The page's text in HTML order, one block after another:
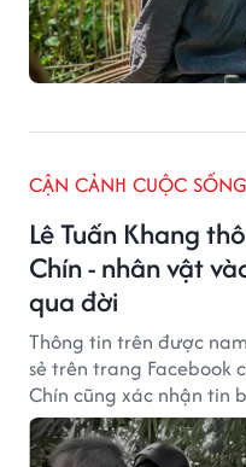
Lê Tuấn Khang
Chín - nhân vật
qua đời
CẬN CẢNH CUỘC SỐNG
Thông tin trên được
sẻ trên trang Facebook
Chín cũng xác nhận tin